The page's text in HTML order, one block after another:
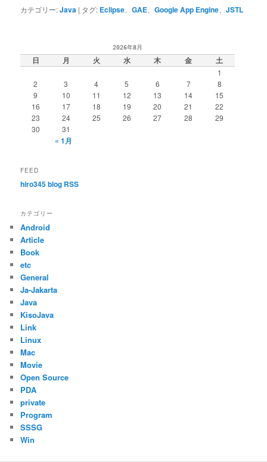
カテゴリー:Java | タグ: Eclipse 、GAE 、Google App Engine 、JSTL
2026年8月
日 月 火 水 木 金 土
1
2
3 4 5 6 7
8
9
10 11 12 13 14
15
16
17 18 19 20 21
22
23
24 25 26 27 28
29
30
31
« 1月
FEED
hiro345 blog RSS
カテゴリー
Android
Article
Book
etc
General
Ja-Jakarta
Java
KisoJava
Link
Linux
Mac
Movie
Open Source
PDA
private
Program
SSSG
Win